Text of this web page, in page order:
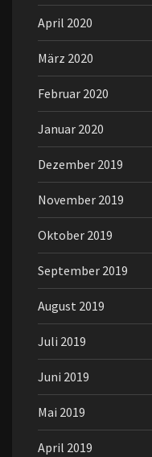
April 2020
März 2020
Februar 2020
Januar 2020
Dezember 2019
November 2019
Oktober 2019
September 2019
August 2019
Juli 2019
Juni 2019
Mai 2019
April 2019